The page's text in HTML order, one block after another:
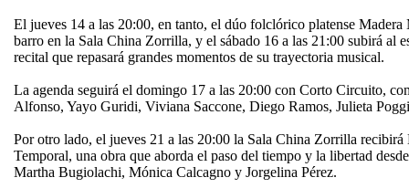
El jueves 14 a las 20:00, en tanto, el dúo folclórico platense
barro en la Sala China Zorrilla, y el sábado 16 a las 21:00 subirá al
recital que repasará grandes momentos de su trayectoria musical.
La agenda seguirá el domingo 17 a las 20:00 con Corto Circuito,
Alfonso, Yayo Guridi, Viviana Saccone, Diego Ramos, Julieta
Por otro lado, el jueves 21 a las 20:00 la Sala China Zorrilla
Temporal, una obra que aborda el paso del tiempo y la libertad
Martha Bugiolachi, Mónica Calcagno y Jorgelina Pérez.